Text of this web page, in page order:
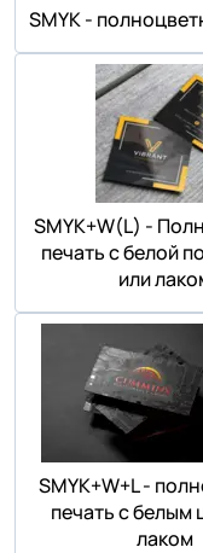
SMYK -
SMYK+W(L) -
печать с белой
или
SMYK+W+L -
печать с белым
лаком